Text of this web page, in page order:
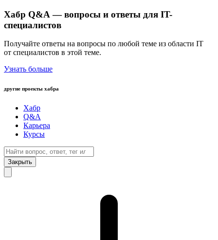
Хабр Q&A — вопросы и ответы для IT-
специалистов
Получайте ответы на вопросы по любой теме из области IT
от специалистов в этой теме.
Узнать больше
другие проекты хабра
Хабр
Q&A
Карьера
Курсы
Закрыть